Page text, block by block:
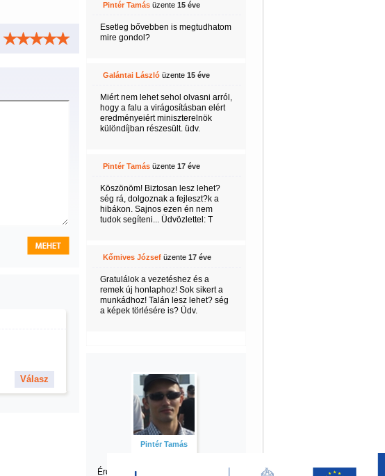
Válasz
Pintér Tamásüzente 15 éve
Esetleg bővebben is megtudhatom
mire gondol?
Galántai Lászlóüzente 15 éve
Miért nem lehet sehol olvasni arról,
hogy a falu a virágosításban elért
eredményeiért miniszterelnök
különdíjban részesült. üdv.
Pintér Tamásüzente 17 éve
Köszönöm! Biztosan lesz lehet?
ség rá, dolgoznak a fejleszt?k a
hibákon. Sajnos ezen én nem
tudok segíteni... Üdvözlettel: T
Kőmives Józsefüzente 17 éve
Gratulálok a vezetéshez és a
remek új honlaphoz! Sok sikert a
munkádhoz! Talán lesz lehet? ség
a képek törlésére is? Üdv.
Pintér Tamás
Érdekel Tamás